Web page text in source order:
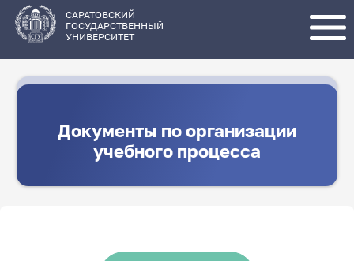
основному
содержанию
САРАТОВСКИЙ
ГОСУДАРСТВЕННЫЙ
УНИВЕРСИТЕТ
Документы по организации
учебного процесса